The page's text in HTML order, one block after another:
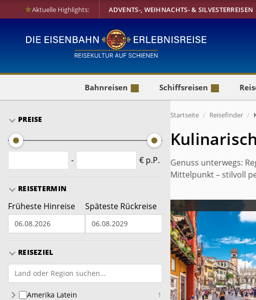
Aktuelle Highlights: ADVENTS-, WEIHNACHTS- & SILVESTERREISEN
Bahnreisen Schiffsreisen
PREISE
- € p.P.
REISETERMIN
Früheste Hinreise Späteste Rückreise
REISEZIEL
Amerika Latein 1
Startseite Reisefinder
Genuss unterwegs:
Mittelpunkt – stilvoll